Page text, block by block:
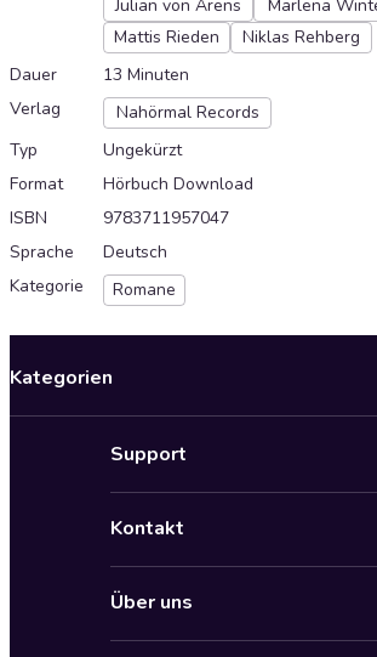
Julian von Arens
Marlena
Mattis Rieden
Niklas Rehberg
Dauer
13 Minuten
Verlag
Nahörmal Records
Typ
Ungekürzt
Format
Hörbuch Download
ISBN
9783711957047
Sprache
Deutsch
Kategorie
Romane
Kategorien
by Audioteka
Support
AGB für Audioteka Abo
Kontakt
Über uns